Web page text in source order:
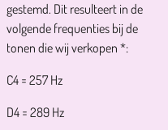
gestemd. Dit resulteert in de
volgende frequenties bij de
tonen die wij verkopen *:
C4 = 257 Hz
D4 = 289 Hz